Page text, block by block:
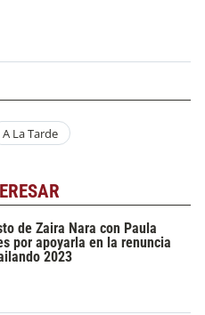
A La Tarde
de Zaira Nara con Paula
por apoyarla en la renuncia
2023